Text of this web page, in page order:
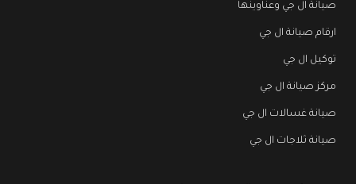
صيانة ال جي وعناوينها
ارقام صيانة ال جي
توكيل ال جي
مركز صيانة ال جي
صيانة غسالات ال جي
صيانة ثلاجات ال جي